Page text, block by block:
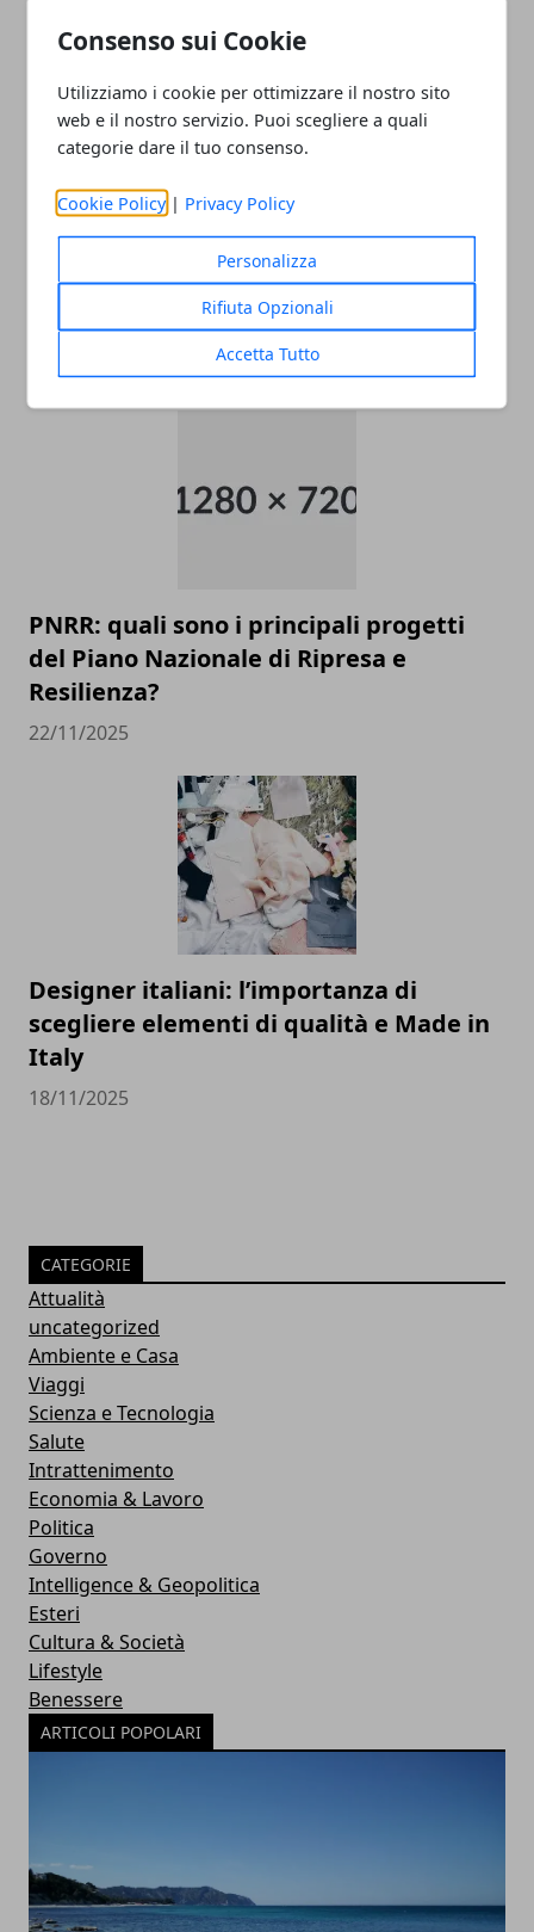
Consenso sui Cookie
Utilizziamo i cookie per ottimizzare il nostro sito
web e il nostro servizio. Puoi scegliere a quali
categorie dare il tuo consenso.
Cookie Policy | Privacy Policy
Personalizza
Rifiuta Opzionali
Accetta Tutto
ARTICOLI CORRELATI
Come raggiungere l’aeroporto di
Malpensa
PNRR: quali sono i principali progetti
del Piano Nazionale di Ripresa e
Resilienza?
22/11/2025
Designer italiani: l’importanza di
scegliere elementi di qualità e Made in
Italy
18/11/2025
CATEGORIE
Attualità
uncategorized
Ambiente e Casa
Viaggi
Scienza e Tecnologia
Salute
Intrattenimento
Economia & Lavoro
Politica
Governo
Intelligence & Geopolitica
Esteri
Cultura & Società
Lifestyle
Benessere
ARTICOLI POPOLARI